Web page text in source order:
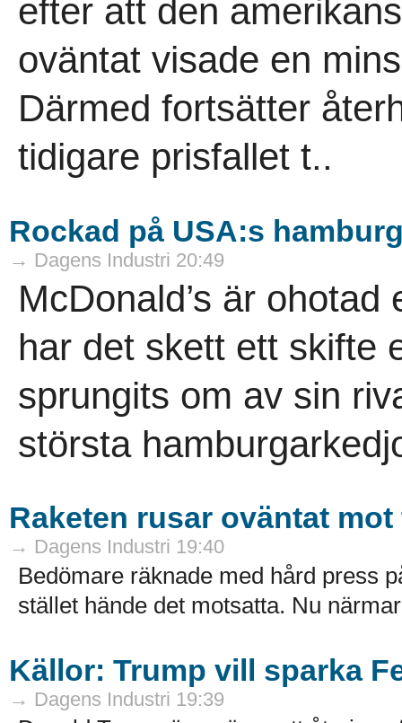
efter att den
oväntat visade en
Därmed fortsätter
tidigare prisfallet t..
Rockad på USA:s
→ Dagens Industri 20:49
McDonald’s är
har det skett ett skifte
sprungits om av sin
största
Raketen rusar oväntat
→ Dagens Industri 19:40
Bedömare räknade med hård press
stället hände det motsatta. Nu
Källor: Trump vill sparka
→ Dagens Industri 19:39